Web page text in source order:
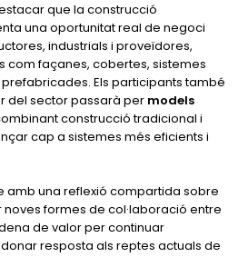
que la construcció
una oportunitat real de negoci
industrials i proveïdores,
com façanes, cobertes, sistemes
Els participants també
del sector passarà per models
construcció tradicional i
cap a sistemes més eficients i
amb una reflexió compartida sobre
noves formes de col·laboració entre
de valor per continuar
resposta als reptes actuals de